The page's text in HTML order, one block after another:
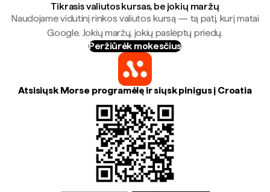
Tikrasis valiutos kursas, be jokių maržų
Naudojame vidutinį rinkos valiutos kursą — tą patį, kurį matai
Google. Jokių maržų, jokių paslėptų priedų.
Peržiūrėk mokesčius
Atsisiųsk Morse programėlę ir siųsk pinigus į Croatia